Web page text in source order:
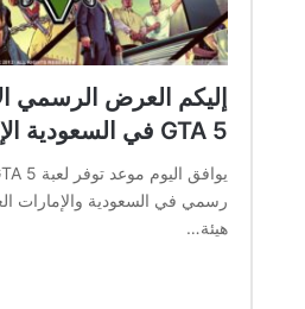
إليكم العرض الرسمي
GTA 5 في السعودية الإمارات
رسمي في السعودية والإمارات
هيئة…